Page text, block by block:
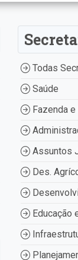
Todas
Saúde
Fazenda
Assuntos
Des.
Educação